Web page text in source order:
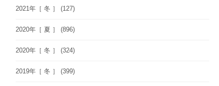
2021年［ 冬 ］ (127)
2020年［ 夏 ］ (896)
2020年［ 冬 ］ (324)
2019年［ 冬 ］ (399)